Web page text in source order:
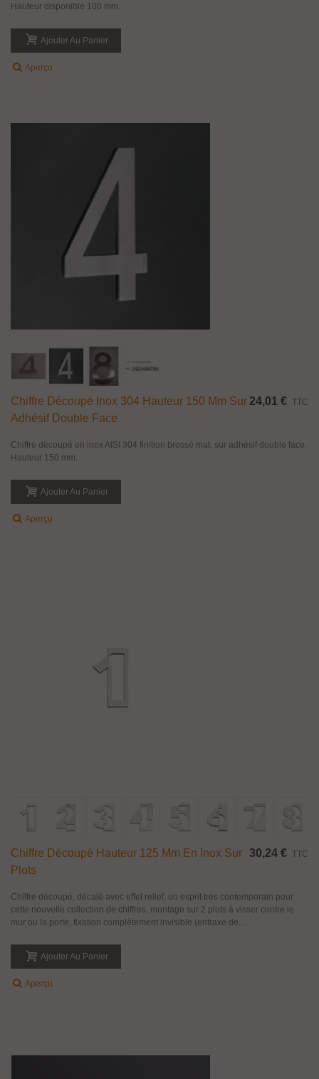
Hauteur disponible 100 mm.
Ajouter Au Panier
Aperçu
Chiffre Découpé Inox 304 Hauteur 150 Mm Sur
Adhésif Double Face
24,01 € TTC
Chiffre découpé en inox AISI 304 finition brossé mat, sur adhésif double face.
Hauteur 150 mm.
Ajouter Au Panier
Aperçu
Chiffre Découpé Hauteur 125 Mm En Inox Sur
Plots
30,24 € TTC
Chiffre découpé, décalé avec effet relief, un esprit très contemporain pour
cette nouvelle collection de chiffres, montage sur 2 plots à visser contre le
mur ou la porte, fixation complètement invisible (entraxe de...
Ajouter Au Panier
Aperçu